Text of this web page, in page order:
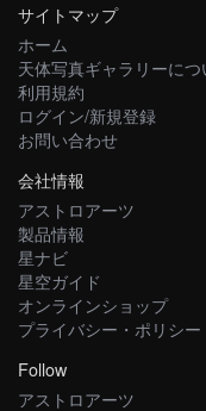
サイトマップ
ホーム
天体写真ギャラリーにつ
利用規約
ログイン/新規登録
お問い合わせ
会社情報
アストロアーツ
製品情報
星ナビ
星空ガイド
オンラインショップ
プライバシー・ポリシー
Follow
アストロアーツ